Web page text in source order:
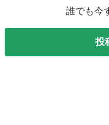
誰でも今
投